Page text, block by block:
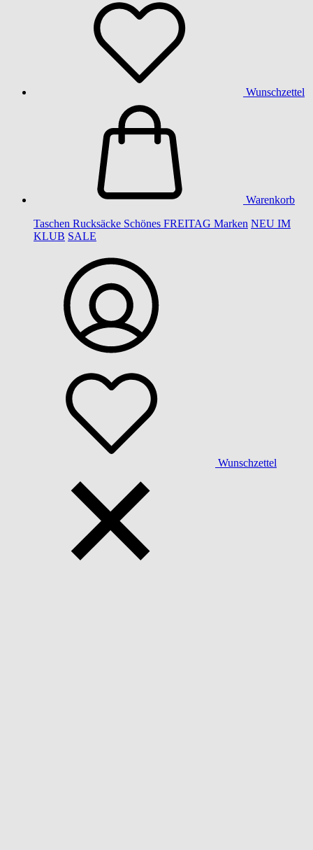
Wunschzettel
Warenkorb
Taschen Rucksäcke Schönes FREITAG Marken NEU IM
KLUB SALE
Wunschzettel